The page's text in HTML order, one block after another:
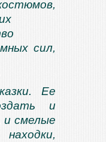
сил,
Ее
и
смелые
находки,